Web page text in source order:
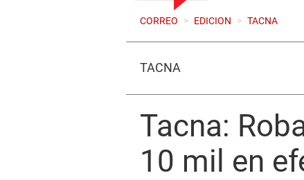
CORREO > EDICION > TACNA
TACNA
Tacna:
10 mil en